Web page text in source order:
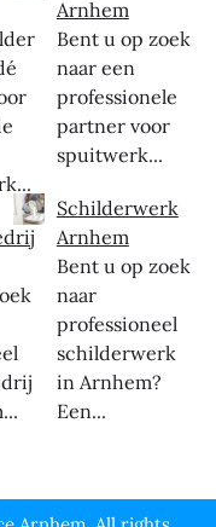
Arnhem
Bent u op zoek
naar een
professionele
partner voor
spuitwerk...
Schilderwerk
Arnhem
Bent u op zoek
naar
professioneel
schilderwerk
in Arnhem?
Een...